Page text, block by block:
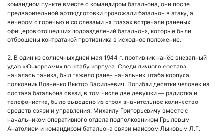
командном пункте вместе с командиром батальона, они после
предварительной артподготовки провожали батальон в атаку, а
вечером с горечью и со слезами на глазах встречали раненых
офицеров отошедших подразделений батальона, которые были
отброшены контратакой противника в исходное положение.
2. В один из солнечных дней мая 1944 г. противник нанёс внезапный
удар «Юнкерсами» по штабу корпуса. Среди личного состава
началась паника, был тяжело ранен начальник штаба корпуса
полковник Возненко Виктор Васильевич. Погибли десятки человек из
состава батальона связи, в том числе две девушки — радистка и
телефонистка, было выведено из строя значительное количество
средств связи и управления. Михаилу Григорьевичу вместе с
начальником оперативного отдела подполковником Грылевым
Анатолием и командиром батальона связи майором Лыковым Л.Г.